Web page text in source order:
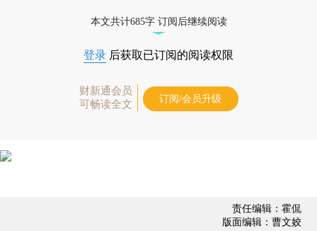
本文共计685字 订阅后继续阅读
登录 后获取已订阅的阅读权限
财新通会员
可畅读全文
订阅/会员升级
责任编辑：霍侃
版面编辑：曹文姣